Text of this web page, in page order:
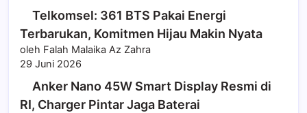
Telkomsel: 361 BTS Pakai Energi
Terbarukan, Komitmen Hijau Makin Nyata
oleh Falah Malaika Az Zahra
29 Juni 2026
Anker Nano 45W Smart Display Resmi di
RI, Charger Pintar Jaga Baterai